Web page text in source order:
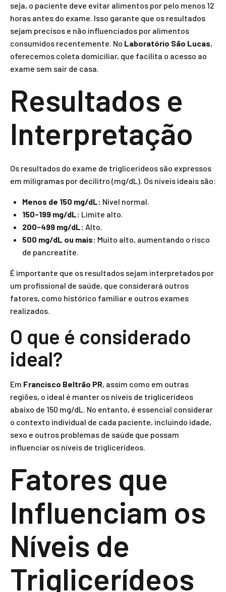
seja, o paciente deve evitar alimentos por pelo menos 12
horas antes do exame. Isso garante que os resultados
sejam precisos e não influenciados por alimentos
consumidos recentemente. No Laboratório São Lucas,
oferecemos coleta domiciliar, que facilita o acesso ao
exame sem sair de casa.
Resultados e
Interpretação
Os resultados do exame de triglicerídeos são expressos
em miligramas por decilitro (mg/dL). Os níveis ideais são:
Menos de 150 mg/dL: Nível normal.
150-199 mg/dL: Limite alto.
200-499 mg/dL: Alto.
500 mg/dL ou mais: Muito alto, aumentando o risco
de pancreatite.
É importante que os resultados sejam interpretados por
um profissional de saúde, que considerará outros
fatores, como histórico familiar e outros exames
realizados.
O que é considerado
ideal?
Em Francisco Beltrão PR, assim como em outras
regiões, o ideal é manter os níveis de triglicerídeos
abaixo de 150 mg/dL. No entanto, é essencial considerar
o contexto individual de cada paciente, incluindo idade,
sexo e outros problemas de saúde que possam
influenciar os níveis de triglicerídeos.
Fatores que
Influenciam os
Níveis de
Triglicerídeos